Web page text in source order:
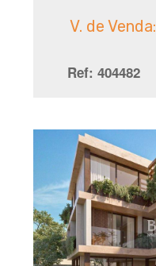
V. de Venda:
Ref: 404482